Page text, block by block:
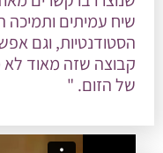
שיח עמיתים ותמיכה
הסטודנטיות, וגם
קבוצה שזה מאוד לא
של הזום. "